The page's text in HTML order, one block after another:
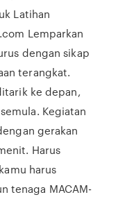
Latihan
Lemparkan
dengan sikap
terangkat.
ke depan,
Kegiatan
gerakan
Harus
harus
tenaga MACAM-